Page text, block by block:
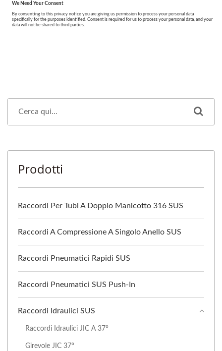
Prodotti
Raccordi Per Tubi A Doppio Manicotto 316 SUS
Raccordi A Compressione A Singolo Anello SUS
Raccordi Pneumatici Rapidi SUS
Raccordi Pneumatici SUS Push-In
Raccordi Idraulici SUS
Raccordi Idraulici JIC A 37°
Girevole JIC 37°